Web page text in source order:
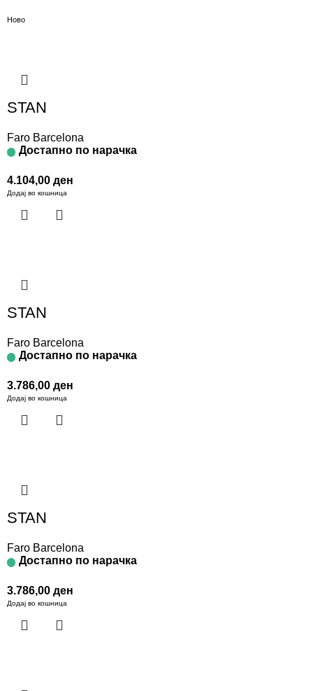
Ново
STAN
Faro Barcelona
Достапно по нарачка
4.104,00 ден
Додај во кошница
STAN
Faro Barcelona
Достапно по нарачка
3.786,00 ден
Додај во кошница
STAN
Faro Barcelona
Достапно по нарачка
3.786,00 ден
Додај во кошница